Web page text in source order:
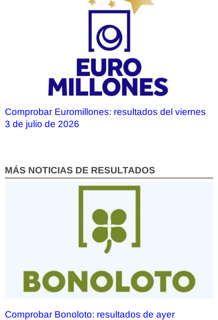
Comprobar Euromillones: resultados del viernes
3 de julio de 2026
MÁS NOTICIAS DE RESULTADOS
Comprobar Bonoloto: resultados de ayer